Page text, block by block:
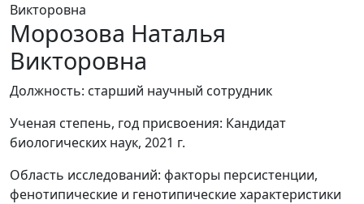
Викторовна
Морозова Наталья
Викторовна
Должность: старший научный сотрудник
Ученая степень, год присвоения: Кандидат
биологических наук, 2021 г.
Область исследований: факторы персистенции,
фенотипические и генотипические характеристики